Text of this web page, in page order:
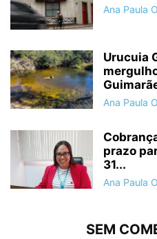
Ana Paula
Urucuia
Ana Paula
prazo
31...
Ana Paula
SEM